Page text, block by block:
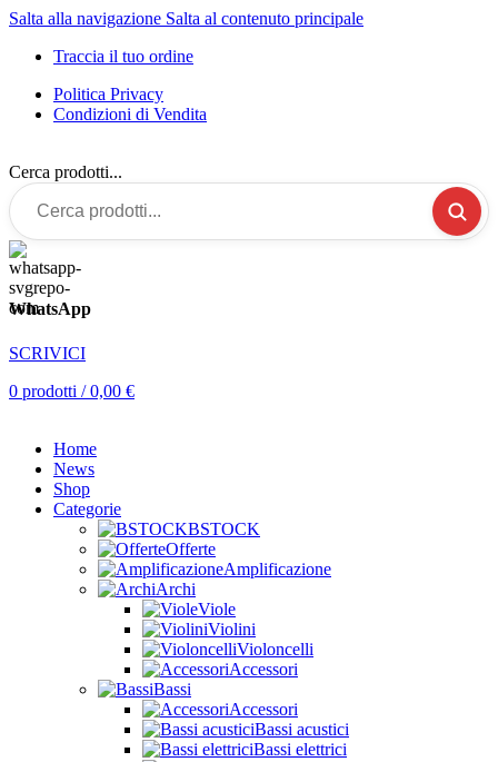
Salta alla navigazione Salta al contenuto principale
Traccia il tuo ordine
Politica Privacy
Condizioni di Vendita
Cerca prodotti...
WhatsApp
SCRIVICI
0 prodotti / 0,00 €
Home
News
Shop
Categorie
BSTOCK
Offerte
Amplificazione
Archi
Viole
Violini
Violoncelli
Accessori
Bassi
Accessori
Bassi acustici
Bassi elettrici